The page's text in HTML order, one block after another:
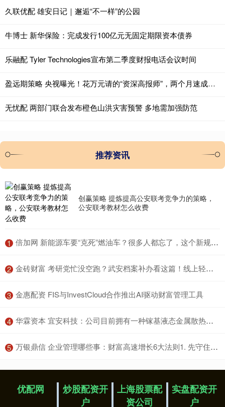
久联优配 雄安日记｜邂逅“不一样”的公园
牛博士 新华保险：完成发行100亿元无固定期限资本债券
乐融配 Tyler Technologies宣布第二季度财报电话会议时间
盈远期策略 央视曝光！花万元请的“资深高报师”，两个月速成、开口全是AI写的稿
无忧配 两部门联合发布橙色山洪灾害预警 多地需加强防范
推荐资讯
创赢策略 提炼提高公安联考竞争力的策略，
公安联考教材怎么收费
1 ​倍加网 新能源车要“克死”燃油车？很多人都忘了，这个新规才是当头一棒
2 ​金砖财富 考研党忙没空跑？武安档案补办看这篇！线上轻松搞定档案补办！
3 ​金惠配资 FIS与InvestCloud合作推出AI驱动财富管理工具
4 ​华霖资本 宜安科技：公司目前拥有一种镓基液态金属散热技术专利，暂未开发具体产品对外销售
5 ​万银鼎信 企业管理哪些事：财富高速增长6大法则1. 先守住钱：不亏就是赚2. 让收入变多：提升“赚钱能力”3. 让钱生钱：建立被动收入4. 会花钱：越花越有钱5. 思维升级：富人最核心的秘诀6. 最重要一...
优配网
炒股配资开
户
上海股票配
资公司
实盘配资开
户